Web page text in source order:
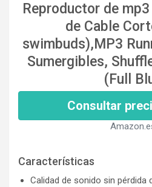
Reproductor de
de Cable
swimbuds),MP3
Sumergibles,
(Full
Consultar
Características
‍Calidad de sonido sin pérdida